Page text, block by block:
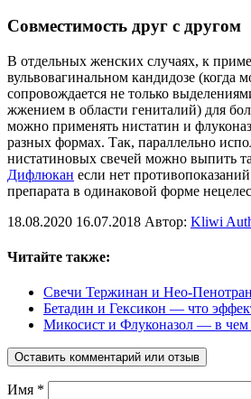
Совместимость друг с другом
В отдельных женских случаях, к
вульвовагинальном кандидозе (когда
сопровождается не только
жжением в области гениталий) для
можно применять нистатин и
разных формах. Так, параллельно
нистатиновых свечей можно выпить
Дифлюкан если нет
препарата в одинаковой форме
18.08.2020 16.07.2018 Автор: Kliwi
Читайте также:
Свечи Тержинан и Нео-
Бетадин и Гексикон — что
Микосист и Флуконазол — в чем
Оставить комментарий или отзыв
Имя *